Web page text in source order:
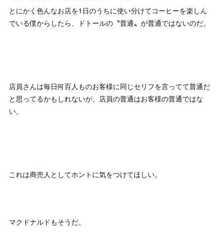
とにかく色んなお店を1日のうちに使い分けてコーヒーを楽しん
でいる僕からしたら、ドトールの〝普通〟が普通ではないのだ。
店員さんは毎日何百人ものお客様に同じセリフを言ってて普通だ
と思ってるかもしれないが、店員の普通はお客様の普通ではな
い。
これは商売人としてホントに気をつけてほしい。
マクドナルドもそうだ。